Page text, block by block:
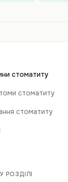
стоматиту
стоматиту
стоматиту
РОЗДІЛІ